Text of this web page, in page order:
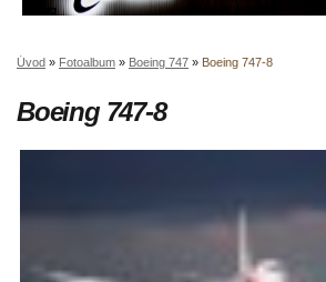
Úvod » Fotoalbum » Boeing 747 » Boeing 747-8
Boeing 747-8